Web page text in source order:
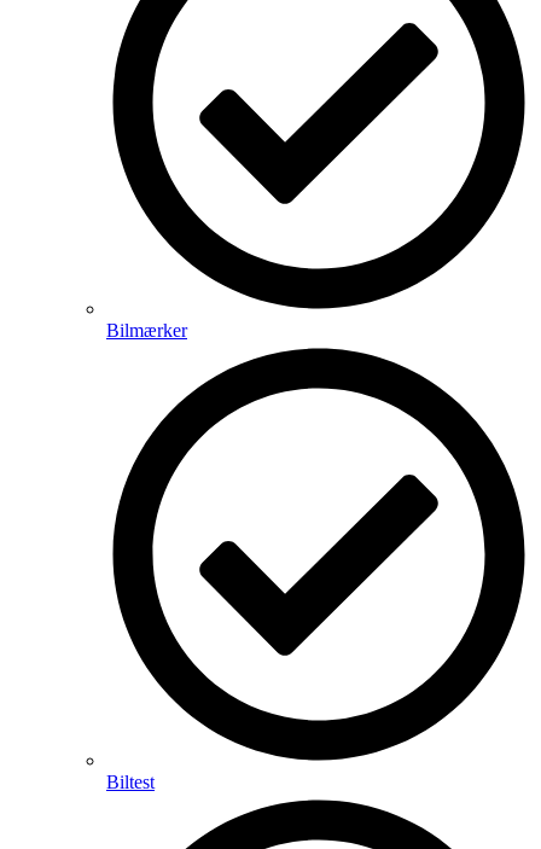
Bilmærker
Biltest